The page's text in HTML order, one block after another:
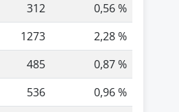
312
0,56 %
1273
2,28 %
485
0,87 %
536
0,96 %